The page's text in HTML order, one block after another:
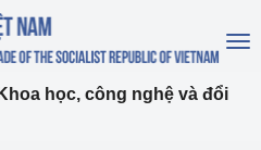
Khoa học, công nghệ và đổi